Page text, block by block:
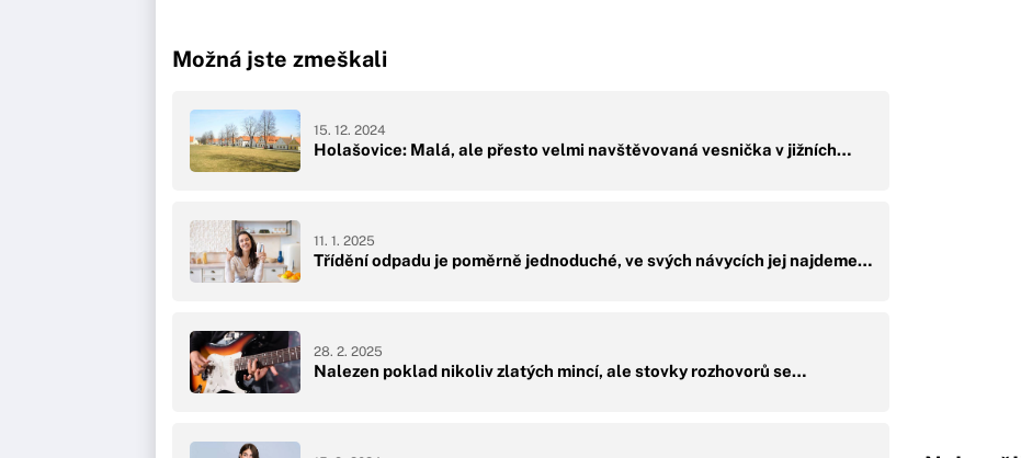
Možná jste zmeškali
Holašovice: Malá, ale přesto velmi navštěvovaná vesnička v jižních…
15. 12. 2024
Třídění odpadu je poměrně jednoduché, ve svých návycích jej najdeme…
11. 1. 2025
Nalezen poklad nikoliv zlatých mincí, ale stovky rozhovorů se…
28. 2. 2025